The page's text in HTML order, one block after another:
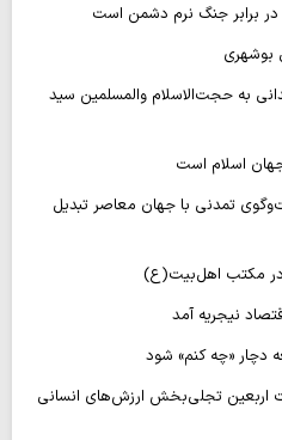
در برابر جنگ نرم دشمن است
بوشهری
به حجت‌الاسلام والمسلمین سید
جهان اسلام است
تمدنی با جهان معاصر تبدیل
در مکتب اهل‌بیت(ع)
نیجریه آمد
دچار «چه کنم» شود
اربعین تجلی‌بخش ارزش‌های انسانی